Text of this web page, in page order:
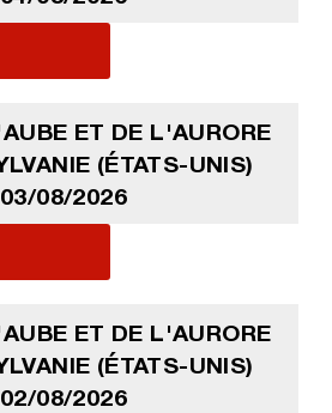
ET DE L'AURORE
(ÉTATS-UNIS)
03/08/2026
ET DE L'AURORE
(ÉTATS-UNIS)
02/08/2026